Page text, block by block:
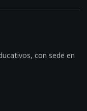
con sede en